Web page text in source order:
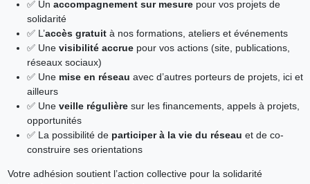
✅ Un accompagnement sur mesurepour vos projets de
solidarité
✅ L’accès gratuità nos formations, ateliers et événements
✅ Une visibilité accruepour vos actions (site, publications,
réseaux sociaux)
✅ Une mise en réseau avec d’autres porteurs de projets, ici et
ailleurs
✅ Une veille régulièresur les financements, appels à projets,
opportunités
✅ La possibilité de participer à la vie du réseau et de co-
construire ses orientations
Votre adhésion soutient l’action collective pour la solidarité